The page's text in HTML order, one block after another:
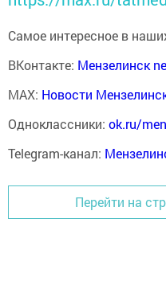
Самое интересное в
ВКонтакте: Мензелинск
MAX: Новости
Одноклассники: ok.ru/
Telegram-канал:
Перейти на